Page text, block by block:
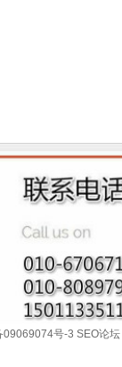
09069074号-3 SEO论坛